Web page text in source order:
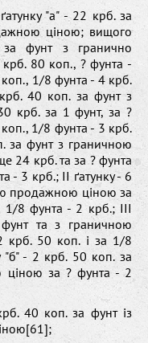
"а" - 22 крб. за
ціною; вищого
фунт з гранично
80 коп., ? фунта -
1/8 фунта - 4 крб.
40 коп. за фунт з
крб. за 1 фунт, за ?
1/8 фунта - 3 крб.
за фунт з граничною
24 крб. та за ? фунта
3 крб.; ІІ ґатунку - 6
продажною ціною за
8 фунта - 2 крб.; ІІІ
та з граничною
50 коп. і за 1/8
"б" - 2 крб. 50 коп. за
за ? фунта - 2
40 коп. за фунт із